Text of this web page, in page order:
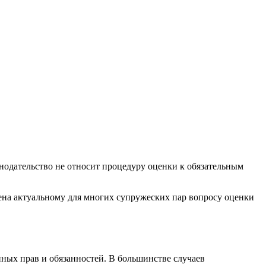
не относит процедуру оценки к обязательным
актуальному для многих супружеских пар вопросу оценки
прав и обязанностей. В большинстве случаев